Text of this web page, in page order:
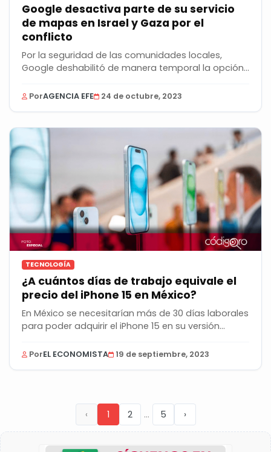
Google desactiva parte de su servicio
de mapas en Israel y Gaza por el
conflicto
Por la seguridad de las comunidades locales,
Google deshabilitó de manera temporal la opción
PorAGENCIA EFE 24 de octubre, 2023
TECNOLOGÍA
¿A cuántos días de trabajo equivale el
precio del iPhone 15 en México?
En México se necesitarían más de 30 días laborales
para poder adquirir el iPhone 15 en su versión...
PorEL ECONOMISTA 19 de septiembre, 2023
‹ 1 2 ... 5 ›